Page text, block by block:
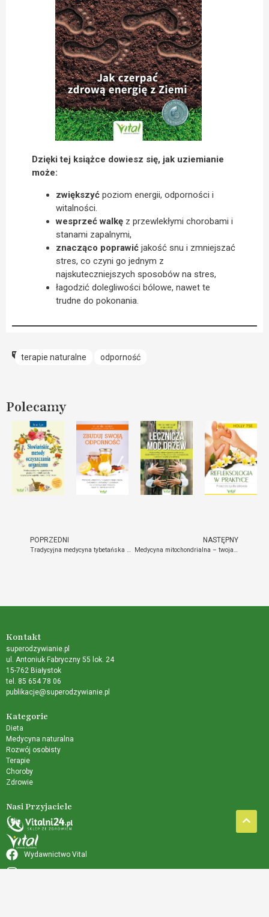
Dzięki tej książce dowiesz się, jak uziemianie
może:
zwiększyćpoziom energii, odporności i
witalności.
wesprzeć walkęz przewlekłymi chorobami i
stanami zapalnymi,
znacząco poprawić jakość snu i zmniejszać
stres, co czyni go jednym z
najskuteczniejszych sposobów na stres,
łagodzić dolegliwości bólowe, nawet te
trudne do pokonania.
terapie naturalne odporność
Polecamy
POPRZEDNI
Tradycyjna medycyna tybetańska – sekret zdrowia i równowagi
NASTĘPNY
Medycyna mitochondrialna – twoja droga do zdrowia i energii
Kontakt
superodzywianie.pl
ul. Antoniuk Fabryczny 55 lok. 24
15-762 Białystok
tel. 85 654 78 06
publikacje@superodzywianie.pl
Kategorie
Dieta
Medycyna naturalna
Rozwój osobisty
Terapie
Choroby
Zdrowie
Nasi Przyjaciele
Wydawnictwo Vital